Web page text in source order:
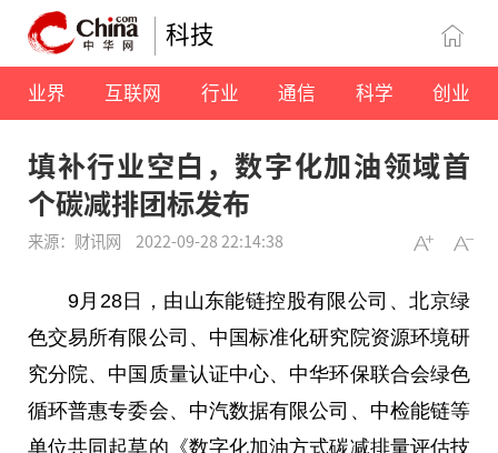
科技
业界 互联网 行业 通信 科学 创业
填补行业空白，数字化加油领域首
个碳减排团标发布
来源：财讯网 2022-09-28 22:14:38
9月28日，由山东能链控股有限公司、北京绿
色交易所有限公司、中国标准化研究院资源环境研
究分院、中国质量认证中心、中华环保联合会绿色
循环普惠专委会、中汽数据有限公司、中检能链等
单位共同起草的《数字化加油方式碳减排量评估技